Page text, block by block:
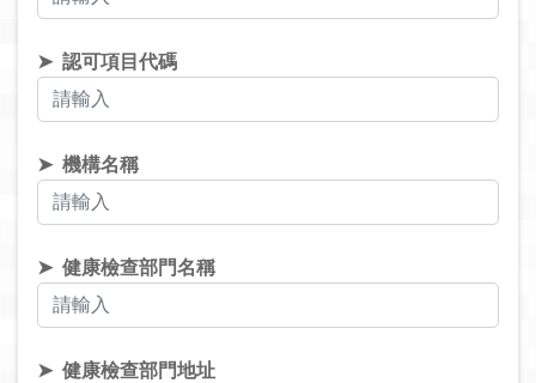
認可項目代碼
機構名稱
健康檢查部門名稱
健康檢查部門地址